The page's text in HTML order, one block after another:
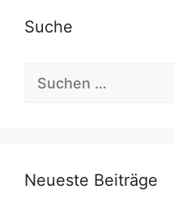
Suche
Suchen
Neueste Beiträge